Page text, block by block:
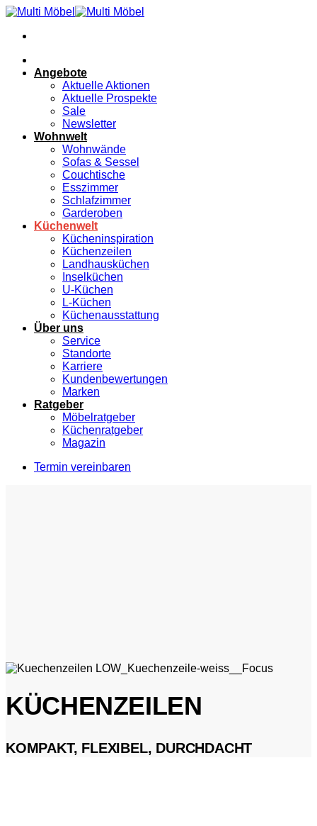
Zum
springen
Angebote
Aktuelle Aktionen
Aktuelle Prospekte
Sale
Newsletter
Wohnwelt
Wohnwände
Sofas & Sessel
Couchtische
Esszimmer
Schlafzimmer
Garderoben
Küchenwelt
Kücheninspiration
Küchenzeilen
Landhausküchen
Inselküchen
U-Küchen
L-Küchen
Küchenausstattung
Über uns
Service
Standorte
Karriere
Kundenbewertungen
Marken
Ratgeber
Möbelratgeber
Küchenratgeber
Magazin
Termin vereinbaren
KÜCHENZEILEN
KOMPAKT, FLEXIBEL, DURCHDACHT